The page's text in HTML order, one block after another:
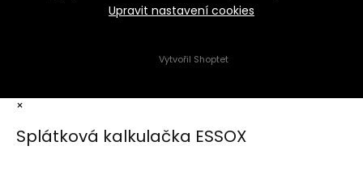
Vytvořil Shoptet
Upravit nastavení cookies
×
Splátková kalkulačka ESSOX